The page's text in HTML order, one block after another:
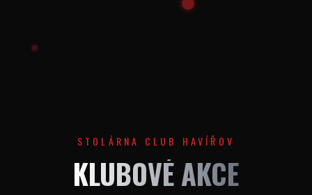
STOLÁRNA CLUB HAVÍŘOV
KLUBOVÉ AKCE